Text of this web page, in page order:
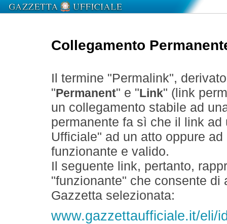
Collegamento
Il termine "Permalink",
" Permanent" e " Link" (link
un collegamento stabile ad
permanente fa sì che il link
Ufficiale" ad un atto oppure
funzionante e valido.
Il seguente link, pertanto,
"funzionante" che consente
Gazzetta selezionata:
www.gazzettaufficiale.it/eli/